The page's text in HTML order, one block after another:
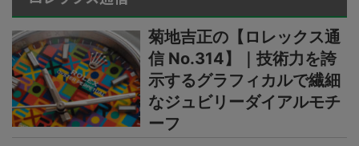
菊地吉正の【ロレックス通
信 No.314】｜技術力を誇
示するグラフィカルで繊細
なジュビリーダイアルモチ
ーフ